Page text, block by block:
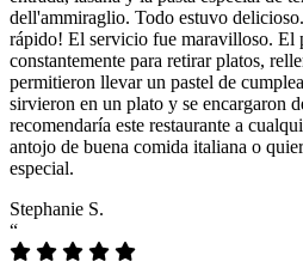
dell'ammiraglio. Todo estuvo
rápido! El servicio fue maravilloso. El
constantemente para retirar platos,
permitieron llevar un pastel de
sirvieron en un plato y se encargaron
recomendaría este restaurante a
antojo de buena comida italiana o
especial.
Stephanie S.
“